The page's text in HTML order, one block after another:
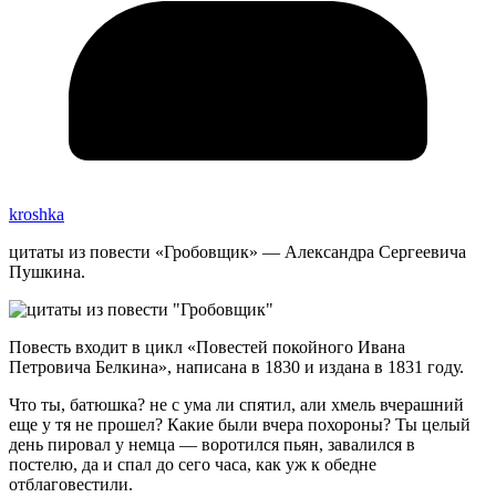
kroshka
цитаты из повести «Гробовщик» — Александра Сергеевича
Пушкина.
Повесть входит в цикл «Повестей покойного Ивана
Петровича Белкина», написана в 1830 и издана в 1831 году.
Что ты, батюшка? не с ума ли спятил, али хмель вчерашний
еще у тя не прошел? Какие были вчера похороны? Ты целый
день пировал у немца — воротился пьян, завалился в
постелю, да и спал до сего часа, как уж к обедне
отблаговестили.